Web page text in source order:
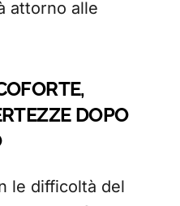
attorno alle
DOPO
le difficoltà del